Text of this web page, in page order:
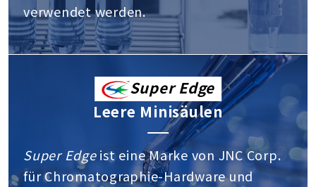
verwendet werden.
Super Edge
Leere Minisäulen
Super Edgeist eine Marke von JNC Corp.
für Chromatographie-Hardware und